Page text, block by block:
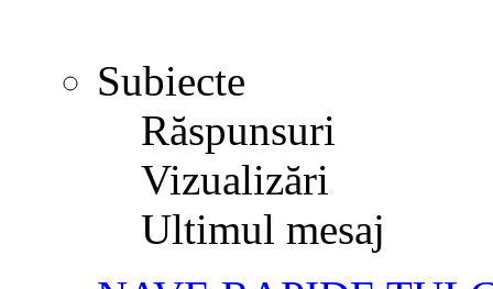
Subiecte
Răspunsuri
Vizualizări
Ultimul mesaj